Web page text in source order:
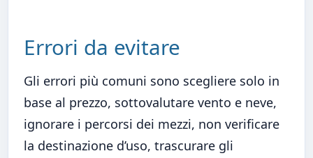
Errori da evitare
Gli errori più comuni sono scegliere solo in
base al prezzo, sottovalutare vento e neve,
ignorare i percorsi dei mezzi, non verificare
la destinazione d’uso, trascurare gli